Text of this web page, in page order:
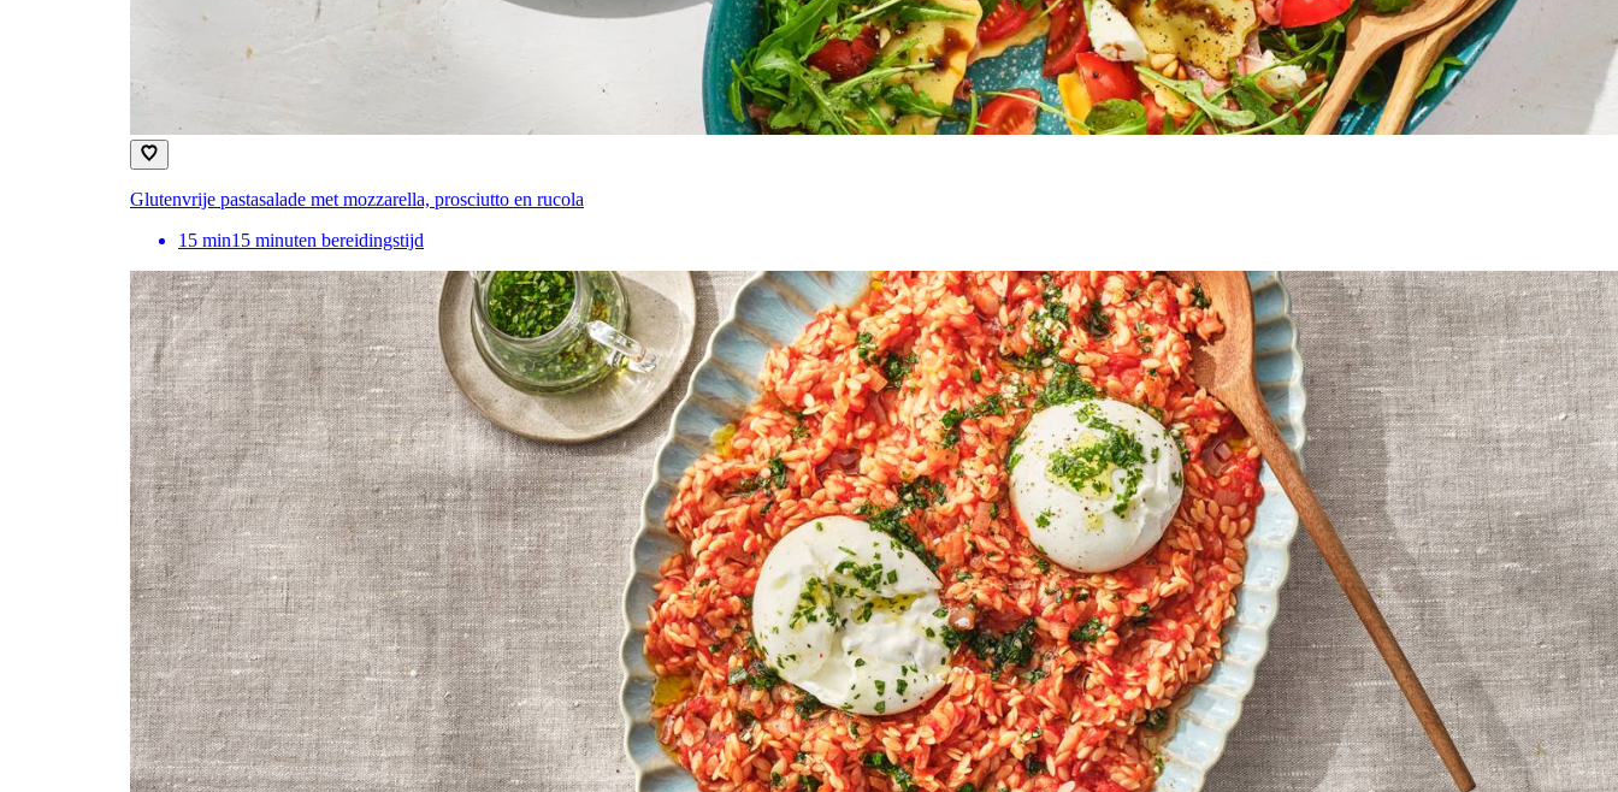
Glutenvrije pastasalade met mozzarella, prosciutto en rucola
15 min15 minuten bereidingstijd